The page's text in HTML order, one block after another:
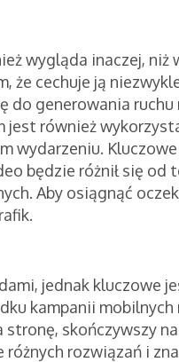
wygląda inaczej, niż
że cechuje ją
do generowania
jest również
wydarzeniu.
będzie różnił się od
Aby osiągnąć
jednak kluczowe
kampanii mobilnych
stronę, skończywszy
rozwiązań i